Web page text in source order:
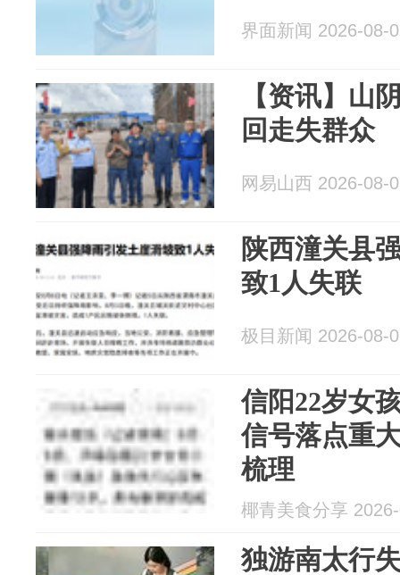
界面新闻 2026-08-
【资讯】山
回走失群众
网易山西 2026-08-
陕西潼关县
致1人失联
极目新闻 2026-08-
信阳22岁女
信号落点重
梳理
椰青美食分享
独游南太行